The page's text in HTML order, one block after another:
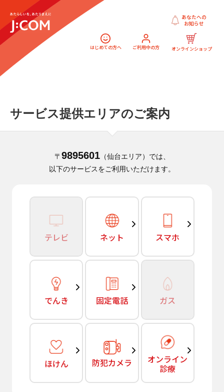
はじめての方へ ご利用中の方 オンラインショップ
あなたへの
お知らせ
サービス提供エリアのご案内
〒 9895601（仙台エリア）では、
以下のサービスをご利用いただけます。
テレビ ネット スマホ
でんき 固定電話 ガス
ほけん 防犯カメラ オンライン
診療